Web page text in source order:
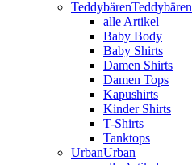
TeddybärenTeddybären
alle Artikel
Baby Body
Baby Shirts
Damen Shirts
Damen Tops
Kapushirts
Kinder Shirts
T-Shirts
Tanktops
UrbanUrban